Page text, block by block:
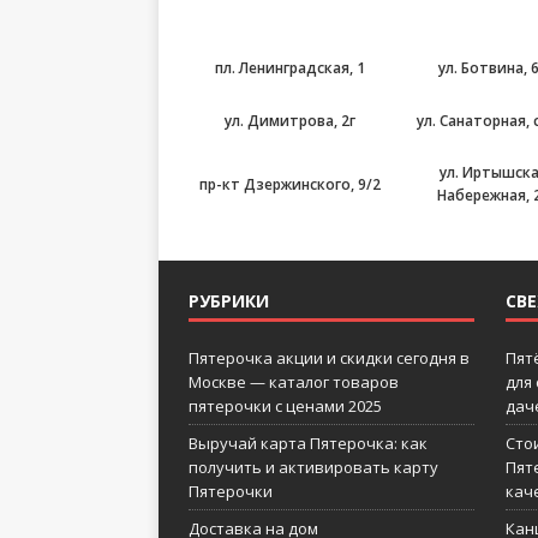
пл. Ленинградская, 1 ул. Ботвина,
ул. Димитрова, 2г ул. Санаторная,
пр-кт Дзержинского, 9/2
ул.
Набережная,
РУБРИКИ
Пятерочка акции и скидки сегодня в
Москве — каталог товаров
пятерочки с ценами 2025
Выручай карта Пятерочка: как
получить и активировать карту
Пятерочки
Доставка на дом
для